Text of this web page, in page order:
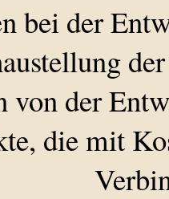
bei der
von der
die mit